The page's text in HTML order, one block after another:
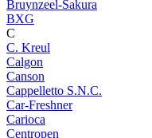
Bruynzeel-Sakura
BXG
C
C. Kreul
Calgon
Canson
Cappelletto S.N.C.
Car-Freshner
Carioca
Centropen